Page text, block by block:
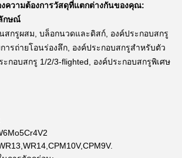
ความต้องการวัสดุที่แตกต่างกันของคุณ:
กษณ์
สกรูผสม, บล็อกนวดและดิสก์, องค์ประกอบสกรู
ารถ่ายโอนร่องลึก, องค์ประกอบสกรูสำหรับตัว
กอบสกรู 1/2/3-flighted, องค์ประกอบสกรูพิเศษ